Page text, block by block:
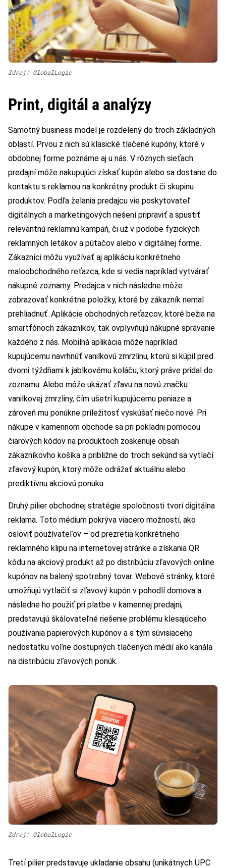
Zdroj: GlobalLogic
Print, digitál a analýzy
Samotný business model je rozdelený do troch základných
oblastí. Prvou z nich sú klasické tlačené kupóny, ktoré v
obdobnej forme poznáme aj u nás. V rôznych sieťach
predajní môže nakupujúci získať kupón alebo sa dostane do
kontaktu s reklamou na konkrétny produkt či skupinu
produktov. Podľa želania predajcu vie poskytovateľ
digitálnych a marketingových riešení pripraviť a spustiť
relevantnú reklamnú kampaň, či už v podobe fyzických
reklamných letákov a pútačov alebo v digitálnej forme.
Zákazníci môžu využívať aj aplikáciu konkrétneho
maloobchodného reťazca, kde si vedia napríklad vytvárať
nákupné zoznamy. Predajca v nich následne môže
zobrazovať konkrétne položky, ktoré by zákazník nemal
prehliadnuť. Aplikácie obchodných reťazcov, ktoré bežia na
smartfónoch zákazníkov, tak ovplyvňujú nákupné správanie
každého z nás. Mobilná aplikácia môže napríklad
kupujúcemu navrhnúť vanilkovú zmrzlinu, ktorú si kúpil pred
dvomi týždňami k jablkovému koláču, ktorý práve pridal do
zoznamu. Alebo môže ukázať zľavu na novú značku
vanilkovej zmrzliny, čím ušetrí kupujúcemu peniaze a
zároveň mu ponúkne príležitosť vyskúšať niečo nové. Pri
nákupe v kamennom obchode sa pri pokladni pomocou
čiarových kódov na produktoch zoskenuje obsah
zákazníkovho košíka a približne do troch sekúnd sa vytlačí
zľavový kupón, ktorý môže odrážať aktuálnu alebo
prediktívnu akciovú ponuku.
Druhý pilier obchodnej stratégie spoločnosti tvorí digitálna
reklama. Toto médium pokrýva viacero možností, ako
osloviť používateľov – od prezretia konkrétneho
reklamného klipu na internetovej stránke a získania QR
kódu na akciový produkt až po distribúciu zľavových online
kupónov na balený spotrebný tovar. Webové stránky, ktoré
umožňujú vytlačiť si zľavový kupón v pohodlí domova a
následne ho použiť pri platbe v kamennej predajni,
predstavujú škálovateľné riešenie problému klesajúceho
používania papierových kupónov a s tým súvisiaceho
nedostatku voľne dostupných tlačených médií ako kanála
na distribúciu zľavových ponúk.
Zdroj: GlobalLogic
Tretí pilier predstavuje ukladanie obsahu (unikátnych UPC